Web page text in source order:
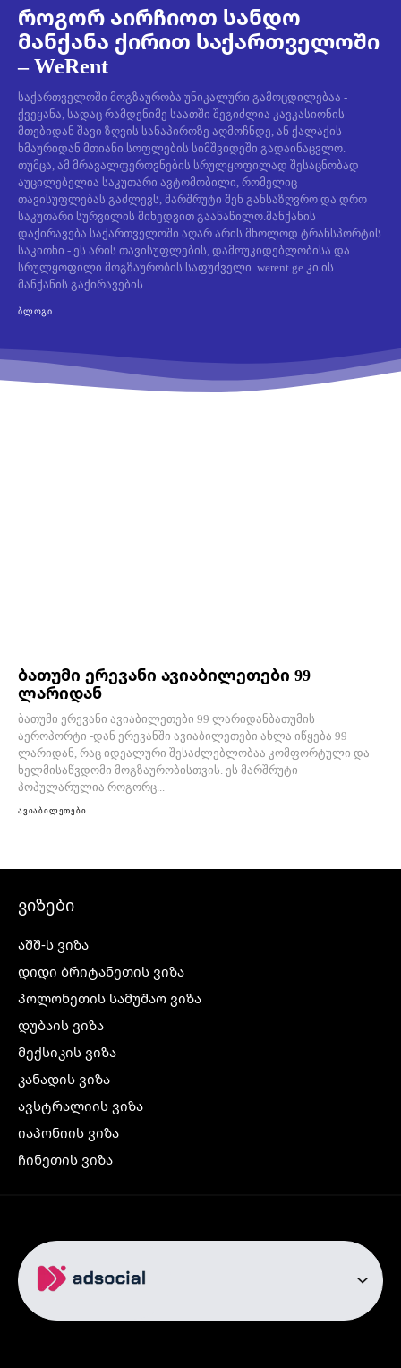
როგორ აირჩიოთ სანდო
მანქანა ქირით საქართველოში
– WeRent
საქართველოში მოგზაურობა უნიკალური გამოცდილებაა -
ქვეყანა, სადაც რამდენიმე საათში შეგიძლია კავკასიონის
მთებიდან შავი ზღვის სანაპიროზე აღმოჩნდე, ან ქალაქის
ხმაურიდან მთიანი სოფლების სიმშვიდეში გადაინაცვლო.
თუმცა, ამ მრავალფეროვნების სრულყოფილად შესაცნობად
აუცილებელია საკუთარი ავტომობილი, რომელიც
თავისუფლებას გაძლევს, მარშრუტი შენ განსაზღვრო და დრო
საკუთარი სურვილის მიხედვით გაანაწილო.მანქანის
დაქირავება საქართველოში აღარ არის მხოლოდ ტრანსპორტის
საკითხი - ეს არის თავისუფლების, დამოუკიდებლობისა და
სრულყოფილი მოგზაურობის საფუძველი. werent.ge კი ის
მანქანის გაქირავების...
ᲑᲚᲝᲒᲘ
ბათუმი ერევანი ავიაბილეთები 99
ლარიდან
ბათუმი ერევანი ავიაბილეთები 99 ლარიდანბათუმის
აეროპორტი -დან ერევანში ავიაბილეთები ახლა იწყება 99
ლარიდან, რაც იდეალური შესაძლებლობაა კომფორტული და
ხელმისაწვდომი მოგზაურობისთვის. ეს მარშრუტი
პოპულარულია როგორც...
ავიაბილეთები
ვიზები
აშშ-ს ვიზა
დიდი ბრიტანეთის ვიზა
პოლონეთის სამუშაო ვიზა
დუბაის ვიზა
მექსიკის ვიზა
კანადის ვიზა
ავსტრალიის ვიზა
იაპონიის ვიზა
ჩინეთის ვიზა
ჩრდილოეთ ირლანდიის ვიზა
რუსეთის ვიზა
ავიაბილეთები